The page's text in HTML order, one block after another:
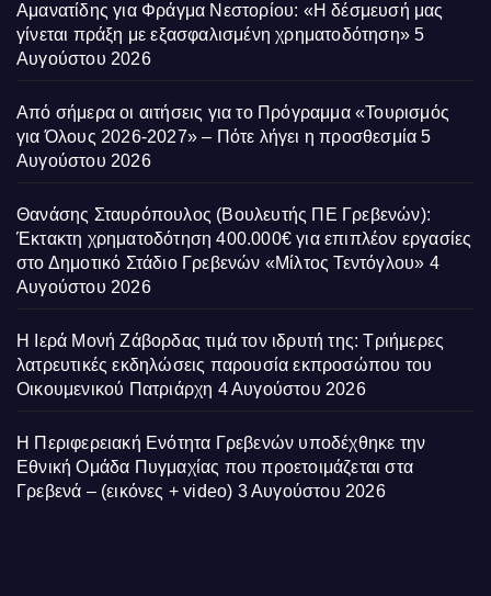
Αμανατίδης για Φράγμα Νεστορίου: «Η δέσμευσή μας
γίνεται πράξη με εξασφαλισμένη χρηματοδότηση» 5
Αυγούστου 2026
Από σήμερα οι αιτήσεις για το Πρόγραμμα «Τουρισμός
για Όλους 2026-2027» – Πότε λήγει η προσθεσμία 5
Αυγούστου 2026
Θανάσης Σταυρόπουλος (Βουλευτής ΠΕ Γρεβενών):
Έκτακτη χρηματοδότηση 400.000€ για επιπλέον εργασίες
στο Δημοτικό Στάδιο Γρεβενών «Μίλτος Τεντόγλου» 4
Αυγούστου 2026
Η Ιερά Μονή Ζάβορδας τιμά τον ιδρυτή της: Τριήμερες
λατρευτικές εκδηλώσεις παρουσία εκπροσώπου του
Οικουμενικού Πατριάρχη 4 Αυγούστου 2026
Η Περιφερειακή Ενότητα Γρεβενών υποδέχθηκε την
Εθνική Ομάδα Πυγμαχίας που προετοιμάζεται στα
Γρεβενά – (εικόνες + video) 3 Αυγούστου 2026